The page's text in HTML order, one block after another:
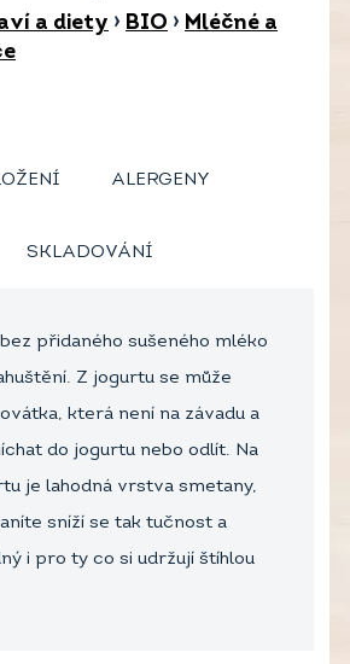
a diety › BIO › Mléčné a
ALERGENY
SKLADOVÁNÍ
přidaného sušeného mléko
Z jogurtu se může
která není na závadu a
do jogurtu nebo odlít. Na
je lahodná vrstva smetany,
sníží se tak tučnost a
i pro ty co si udržují štíhlou